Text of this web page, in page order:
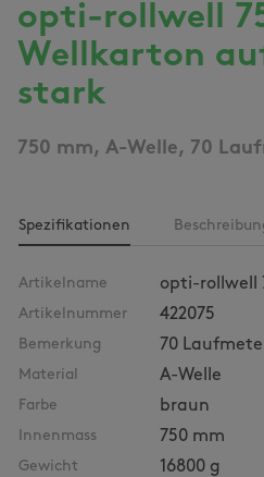
opti-rollwell
Wellkarton
stark
750 mm, A-Welle, 70
Spezifikationen
Artikelname opti-rollwell
Artikelnummer 422075
Bemerkung 70
Material A-Welle
Farbe braun
Innenmass 750 mm
Gewicht 16800 g